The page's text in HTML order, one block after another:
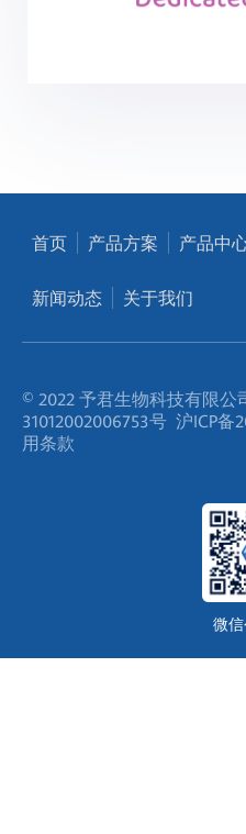
首页 产品方案 产品中
新闻动态 关于我们
© 2022 予君生物科技有限公
31012002006753号 沪ICP备
用条款
微